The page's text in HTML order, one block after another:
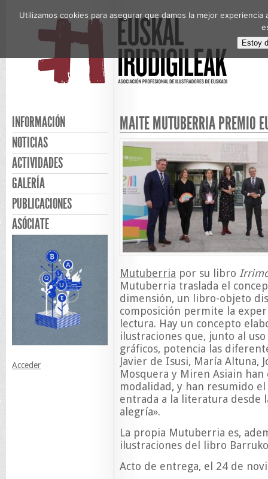
INFORMACIÓN
NOTICIAS
ACTIVIDADES
GALERÍA
PUBLICACIONES
ASÓCIATE
Acceder
MAITE MUTUBERRIA PREMIO
Mutuberria por su libro
Mutuberria traslada el
dimensión, un libro-objeto
composición permite la
lectura. Hay un concepto
ilustraciones que, junto al
gráficos, potencia las
Javier de Isusi, María Altuna,
Mosquera y Miren Asiain
modalidad, y han resumido
entrada a la literatura desde
alegría».
La propia Mutuberria es,
ilustraciones del libro
Acto de entrega, el 24 de
Utilizamos cookies para asegurar que damos la mejor
Estoy